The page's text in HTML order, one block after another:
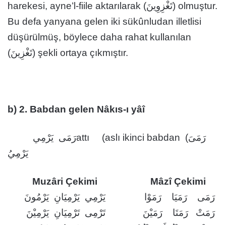
harekesi, ayne’l-fiile aktarılarak (تَغْزِوِينَ) olmuştur.
Bu defa yanyana gelen iki sükûnludan illetlisi
düşürülmüş, böylece daha rahat kullanılan
(تَغْزِينَ) şekli ortaya çıkmıştır.
b) 2. Babdan gelen Nâkıs-ı yâî
يَرْمِيُ
Muzâri Çekimi
Mâzî Çekimi
يَرْمِي يَرْمِيَانِ يَرْمُونَ
رَمَى رَمَيَا رَمَوْا
تَرْمِى تَرْمِيَانِ يَرْمِيْنَ
رَمَتْ رَمَتَا رَمَيْنَ